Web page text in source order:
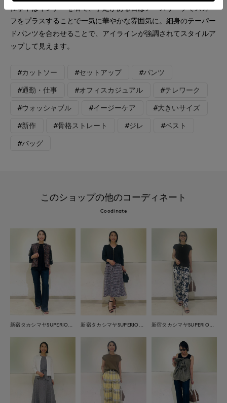
仕事中はインナーを着て、予定がある日はノースリーブでスカー
フをプラスすることで一気に華やかな雰囲気に。細身のテーパー
ドパンツを合わせることで、アイラインが強調されてスタイルア
ップして見えます。
#カットソー #セットアップ #パンツ
#通勤・仕事 #オフィスカジュアル #テレワーク
#ウォッシャブル #イージーケア #大きいサイズ
#新作 #骨格ストレート #ジレ #ベスト
#バッグ
このショップの他のコーディネート
Coodinate